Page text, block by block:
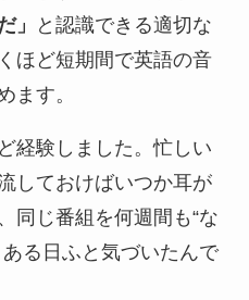
」
と認識できる適切な
ほど短期間で英語の音
ます。
経験しました。忙しい
しておけばいつか耳が
同じ番組を何週間も“な
る日ふと気づいたんで